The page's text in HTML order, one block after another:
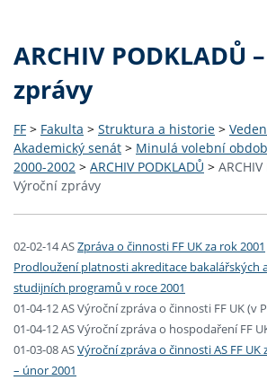
ARCHIV PODKLADŮ
zprávy
FF > Fakulta > Struktura a historie >
Akademický senát > Minulá volební
2000-2002 > ARCHIV PODKLADŮ >
Výroční zprávy
02-02-14 ASZpráva o činnosti FF UK za rok 2001
Prodloužení platnosti akreditace bakalářských
studijních programů v roce 2001
01-04-12 AS Výroční zpráva o činnosti FF UK (v
01-04-12 AS Výroční zpráva o hospodaření FF
01-03-08 ASVýroční zpráva o činnosti AS FF
– únor 2001